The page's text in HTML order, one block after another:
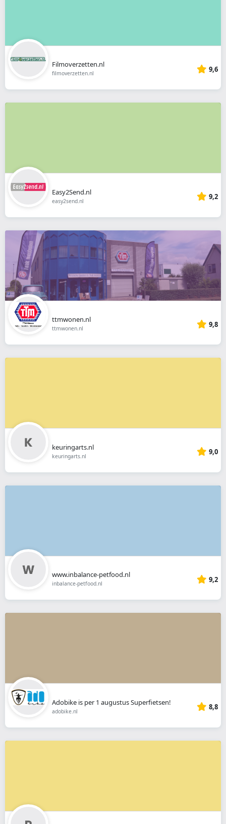
Filmoverzetten.nl
filmoverzetten.nl 9,6
Easy2Send.nl
easy2send.nl 9,2
ttmwonen.nl
ttmwonen.nl 9,8
keuringarts.nl
keuringarts.nl 9,0
www.inbalance-petfood.nl
inbalance-petfood.nl 9,2
Adobike is per 1 augustus Superfietsen!
adobike.nl 8,8